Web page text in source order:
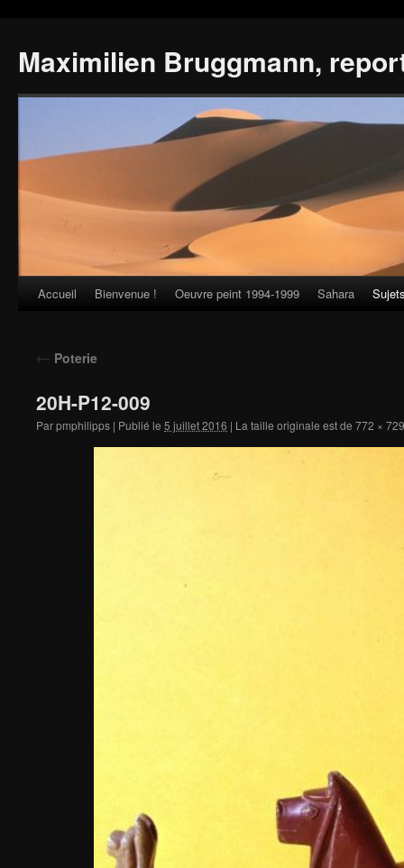
Maximilien Bruggmann,
Skip
content
Accueil Bienvenue ! Oeuvre peint 1994-1999 Sahara
← Poterie
20H-P12-009
Parpmphilipps | Publié le 5 juillet 2016 | La taille originale est de 772 × 729